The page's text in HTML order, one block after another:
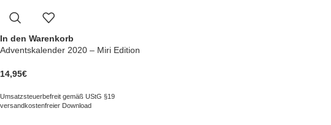
In den Warenkorb
Adventskalender 2020 – Miri Edition
14,95€
Umsatzsteuerbefreit gemäß UStG §19
versandkostenfreier Download